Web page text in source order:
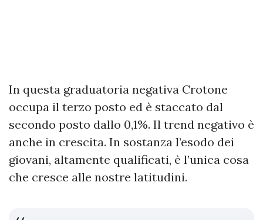
In questa graduatoria negativa Crotone
occupa il terzo posto ed è staccato dal
secondo posto dallo 0,1%. Il trend negativo è
anche in crescita. In sostanza l’esodo dei
giovani, altamente qualificati, è l’unica cosa
che cresce alle nostre latitudini.